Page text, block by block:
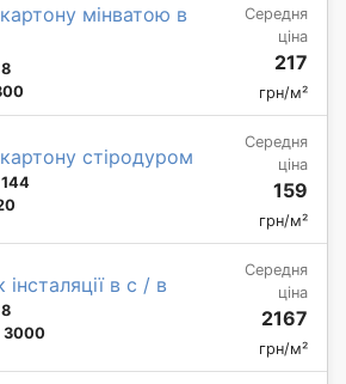
мінватою в
8
Середня
ціна
217
грн/м²
стіродуром
144
Середня
ціна
159
грн/м²
в с / в
8
3000
Середня
ціна
2167
грн/м²